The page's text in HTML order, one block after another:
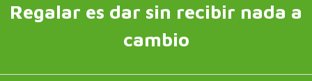
Regalar es dar sin recibir nada a
cambio